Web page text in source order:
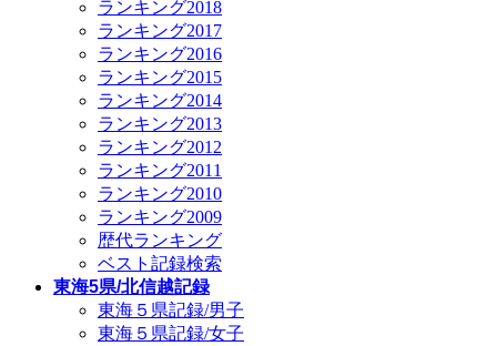
ランキング2018
ランキング2017
ランキング2016
ランキング2015
ランキング2014
ランキング2013
ランキング2012
ランキング2011
ランキング2010
ランキング2009
歴代ランキング
ベスト記録検索
東海5県/北信越記録
東海５県記録/男子
東海５県記録/女子